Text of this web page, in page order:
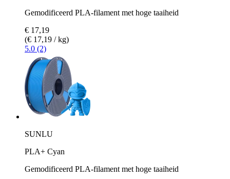
Gemodificeerd PLA-filament met hoge taaiheid
€ 17,19
(€ 17,19 / kg)
5.0 (2)
SUNLU
PLA+ Cyan
Gemodificeerd PLA-filament met hoge taaiheid